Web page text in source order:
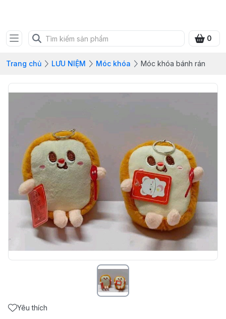
0
Trang chủ LƯU NIỆM Móc khóa Móc khóa bánh rán
Yêu thích